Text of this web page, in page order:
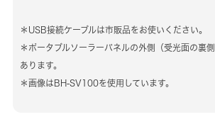
＊USB接続ケーブルは市販品をお使いください。
＊ポータブルソーラーパネルの外側（受光面の裏
あります。
＊画像はBH-SV100を使用しています。